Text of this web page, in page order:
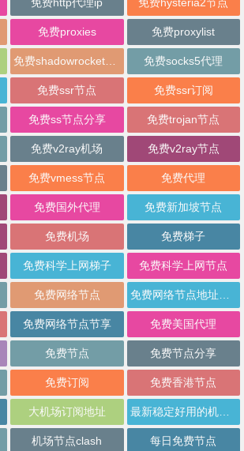
免费proxies 免费proxylist
免费socks5代理
免费ssr节点 免费ssr订阅
免费ss节点分享 免费trojan节点
免费v2ray机场 免费v2ray节点
免费vmess节点 免费代理
免费国外代理 免费新加坡节点
免费机场 免费梯子
免费科学上网梯子 免费科学上网节点
免费网络节点
免费网络节点节享 免费美国代理
免费节点 免费节点分享
免费订阅 免费香港节点
大机场订阅地址
机场节点clash 每日免费节点